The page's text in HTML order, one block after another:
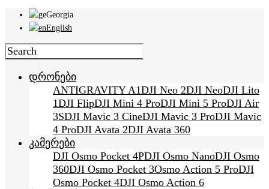
Georgia
English
დრონები
ANTIGRAVITY A1DJI Neo 2DJI NeoDJI Lito
1DJI FlipDJI Mini 4 ProDJI Mini 5 ProDJI Air
3SDJI Mavic 3 CineDJI Mavic 3 ProDJI Mavic
4 ProDJI Avata 2DJI Avata 360
კამერები
DJI Osmo Pocket 4PDJI Osmo NanoDJI Osmo
360DJI Osmo Pocket 3Osmo Action 5 ProDJI
Osmo Pocket 4DJI Osmo Action 6